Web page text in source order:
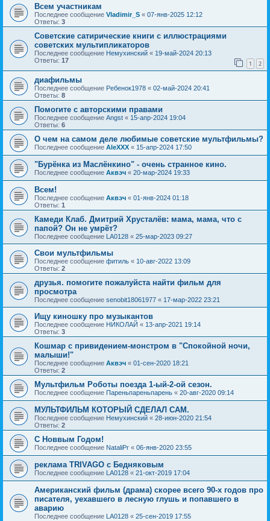
Всем участникам
Последнее сообщение Vladimir_S « 07-янв-2025 12:12
Ответы: 3
Советские сатирические книги с иллюстрациями
советских мультипликаторов
Последнее сообщение Немухинский « 19-май-2024 20:13
Ответы: 17 1 2
диафильмы
Последнее сообщение Ребенок1978 « 02-май-2024 20:41
Ответы: 8
Помогите с авторскими правами
Последнее сообщение Angst « 15-апр-2024 19:04
Ответы: 6
О чем на самом деле любимые советские мультфильмы?
Последнее сообщение AleXXX « 15-апр-2024 17:50
"Бурёнка из Маслёнкино" - очень странное кино.
Последнее сообщение Аквэч « 20-мар-2024 19:33
Всем!
Последнее сообщение Аквэч « 01-янв-2024 01:18
Ответы: 1
Камеди Клаб. Дмитрий Хрусталёв: мама, мама, что с
папой? Он не умрёт?
Последнее сообщение LA0128 « 25-мар-2023 09:27
Свои мультфильмы
Последнее сообщение фитиль « 10-авг-2022 13:09
Ответы: 2
друзья. помогите пожалуйста найти фильм для
просмотра
Последнее сообщение senobit18061977 « 17-мар-2022 23:21
Ищу киношку про музыкантов
Последнее сообщение НИКОЛАЙ « 13-апр-2021 19:14
Ответы: 3
Кошмар с привидением-монстром в "Спокойной ночи,
малыши!"
Последнее сообщение Аквэч « 01-сен-2020 18:21
Ответы: 2
Мультфильм Роботы поезда 1-ый-2-ой сезон.
Последнее сообщение Пареньпареньпарень « 20-авг-2020 09:14
МУЛЬТФИЛЬМ КОТОРЫЙ СДЕЛАЛ САМ.
Последнее сообщение Немухинский « 28-июн-2020 21:54
Ответы: 2
С Новвым Годом!
Последнее сообщение NataliPr « 06-янв-2020 23:55
реклама TRIVAGO с Бедняковым
Последнее сообщение LA0128 « 21-окт-2019 17:04
Американский фильм (драма) скорее всего 90-х годов про
писателя, уехавшего в лесную глушь и попавшего в
аварию
Последнее сообщение LA0128 « 25-сен-2019 17:55